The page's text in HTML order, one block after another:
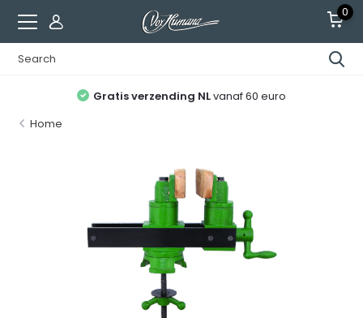
0
Gratis verzending NLvanaf 60 euro
Home